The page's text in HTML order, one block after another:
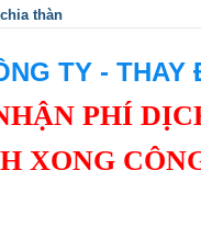
thành 3 nhóm để quản lý
TY - THAY
PHÍ
XONG